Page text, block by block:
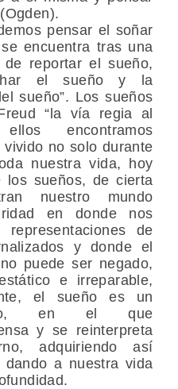
pensar el soñar
encuentra tras una
de reportar el sueño,
el sueño y la
sueño”. Los sueños
“la vía regia al
encontramos
no solo durante
nuestra vida, hoy
los sueños, de cierta
nuestro mundo
en donde nos
de
y donde el
puede ser negado,
e irreparable,
el sueño es un
en el que
y se reinterpreta
adquiriendo así
dando a nuestra vida